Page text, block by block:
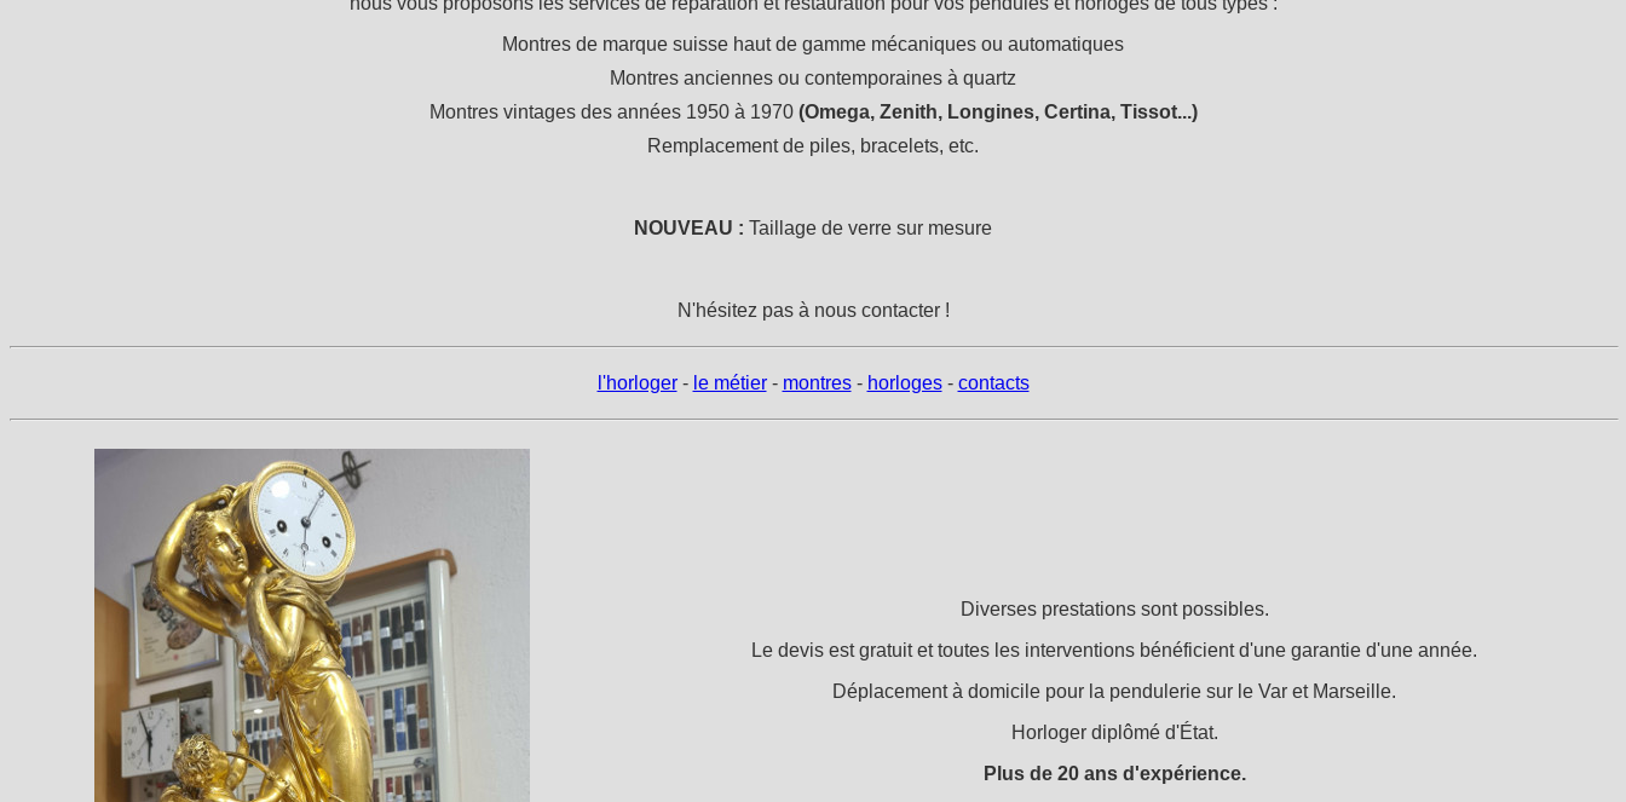
Montres de marque suisse haut de gamme mécaniques ou automatiques
Montres anciennes ou contemporaines à quartz
Montres vintages des années 1950 à 1970 (Omega, Zenith, Longines, Certina, Tissot...)
Remplacement de piles, bracelets, etc.
NOUVEAU : Taillage de verre sur mesure
N'hésitez pas à nous contacter !
l'horloger- le métier- montres- horloges- contacts
Diverses prestations sont possibles.
Le devis est gratuit et toutes les interventions bénéficient d'une garantie d'une année.
Déplacement à domicile pour la pendulerie sur le Var et Marseille.
Horloger diplômé d'État.
Plus de 20 ans d'expérience.